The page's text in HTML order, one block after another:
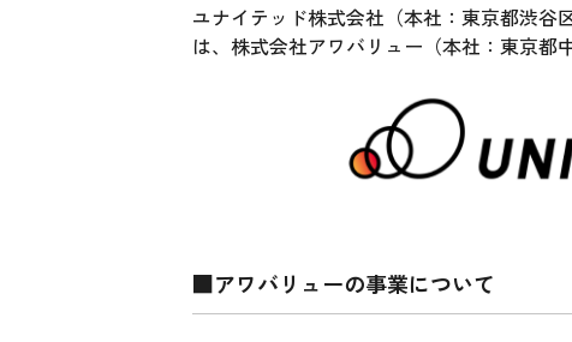
ユナイテッド株式会社（本社：東京都渋谷
は、株式会社アワバリュー（本社：東京都
■アワバリューの事業について